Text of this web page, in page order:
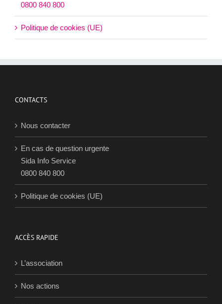
0800 840 800
Politique de cookies (UE)
CONTACTS
Nous contacter
En cas de question urgente
Sida Info Service
0800 840 800
Politique de cookies (UE)
ACCÈS RAPIDE
L’association
Nos actions